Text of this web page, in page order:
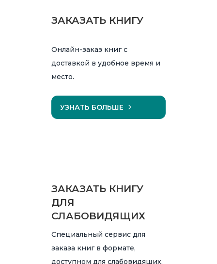
ЗАКАЗАТЬ КНИГУ
Онлайн-заказ книг с
доставкой в удобное время и
место.
УЗНАТЬ БОЛЬШЕ
ЗАКАЗАТЬ КНИГУ
ДЛЯ
СЛАБОВИДЯЩИХ
Специальный сервис для
заказа книг в формате,
доступном для слабовидящих.